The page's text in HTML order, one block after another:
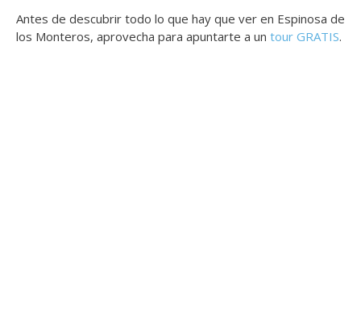
Antes de descubrir todo lo que hay que ver en Espinosa de
los Monteros, aprovecha para apuntarte a un tour GRATIS.